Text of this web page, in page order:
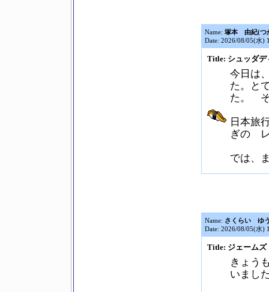
Name: 塚本 由紀(つ
Date: 2026/08/05(水)
Title: シュッダデ
今日は
た。と
た。
日本旅
ぎの
では、
Name: さくらい ゆ
Date: 2026/08/05(水)
Title: ジェーム
きょう
いまし